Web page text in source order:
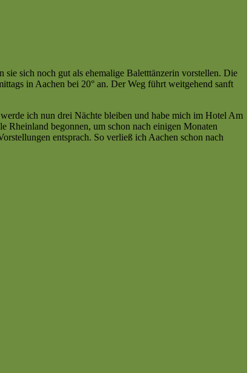
sich noch gut als ehemalige Baletttänzerin vorstellen. Die
in Aachen bei 20° an. Der Weg führt weitgehend sanft
ich nun drei Nächte bleiben und habe mich im Hotel Am
Rheinland begonnen, um schon nach einigen Monaten
entsprach. So verließ ich Aachen schon nach